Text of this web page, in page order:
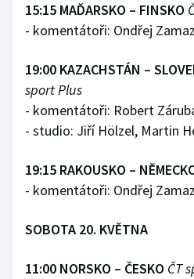
15:15 MAĎARSKO – FINSKO
- komentátoři: Ondřej
19:00 KAZACHSTÁN –
sport Plus
- komentátoři: Robert
- studio: Jiří Hölzel, Martin
19:15 RAKOUSKO –
- komentátoři: Ondřej
SOBOTA 20. KVĚTNA
11:00 NORSKO – ČESKO ČT